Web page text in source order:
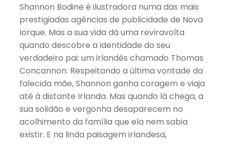
Shannon Bodine é ilustradora numa das mais
prestigiadas agências de publicidade de Nova
Iorque. Mas a sua vida dá uma reviravolta
quando descobre a identidade do seu
verdadeiro pai: um irlandês chamado Thomas
Concannon. Respeitando a última vontade da
falecida mãe, Shannon ganha coragem e viaja
até à distante Irlanda. Mas quando lá chega, a
sua solidão e vergonha desaparecem no
acolhimento da família que ela nem sabia
existir. E na linda paisagem irlandesa,